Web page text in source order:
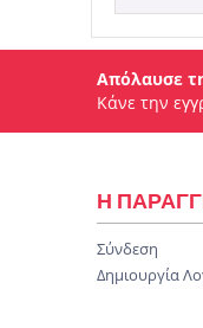
Απόλαυσε
Κάνε την
Η
Σύνδεση
Δημιουργία